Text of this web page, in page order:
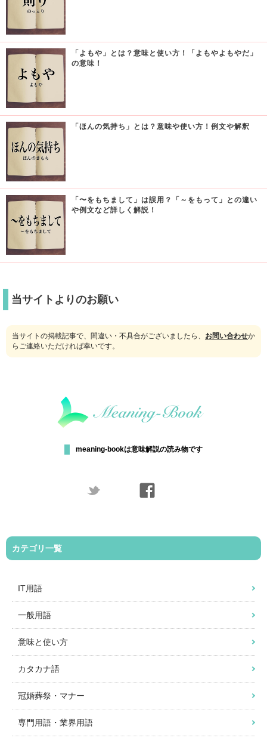
「よもや」とは？意味と使い方！「よもやよもやだ」
の意味！
「ほんの気持ち」とは？意味や使い方！例文や解釈
「〜をもちまして」は誤用？「～をもって」との違い
や例文など詳しく解説！
当サイトよりのお願い
当サイトの掲載記事で、間違い・不具合がございましたら、 お問い合わせか
らご連絡いただければ幸いです。
meaning-bookは意味解説の読み物です
カテゴリ一覧
IT用語
一般用語
意味と使い方
カタカナ語
冠婚葬祭・マナー
専門用語・業界用語